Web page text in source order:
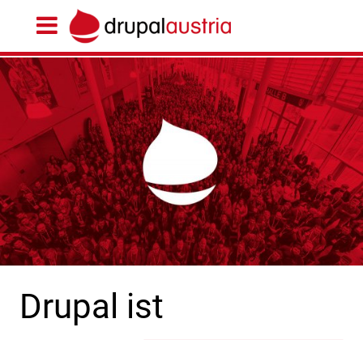
Drupal ist